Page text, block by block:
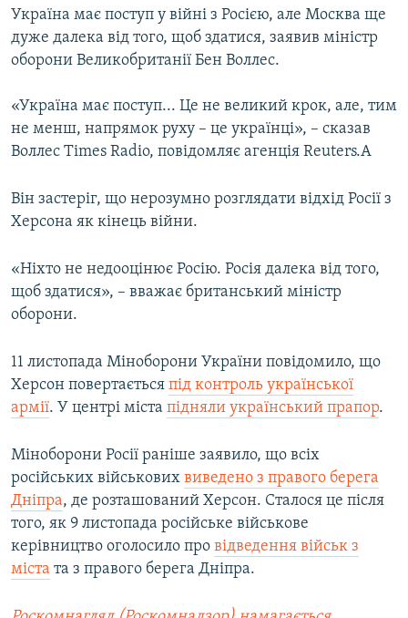
Україна має поступ у війні з Росією, але Москва ще
дуже далека від того, щоб здатися, заявив міністр
оборони Великобританії Бен Воллес.
«Україна має поступ... Це не великий крок, але, тим
не менш, напрямок руху – це українці», – сказав
Воллес Times Radio, повідомляє агенція Reuters.А
Він застеріг, що нерозумно розглядати відхід Росії з
Херсона як кінець війни.
«Ніхто не недооцінює Росію. Росія далека від того,
щоб здатися», – вважає британський міністр
оборони.
11 листопада Міноборони України повідомило, що
Херсон повертається під контроль української
армії. У центрі міста підняли український прапор.
Міноборони Росії раніше заявило, що всіх
російських військових виведено з правого берега
Дніпра, де розташований Херсон. Сталося це після
того, як 9 листопада російське військове
керівництво оголосило про відведення військ з
міста та з правого берега Дніпра.